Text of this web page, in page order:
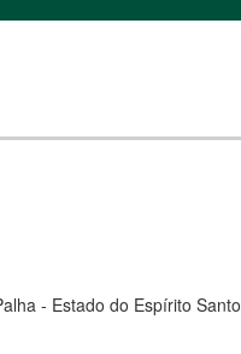
- Estado do Espírito Santo